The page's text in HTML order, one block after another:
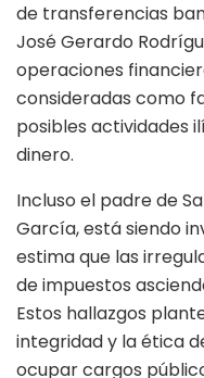
de transferencias
José Gerardo
operaciones
consideradas como
posibles actividades
dinero.
Incluso el padre de
García, está siendo
estima que las
de impuestos
Estos hallazgos
integridad y la ética
ocupar cargos